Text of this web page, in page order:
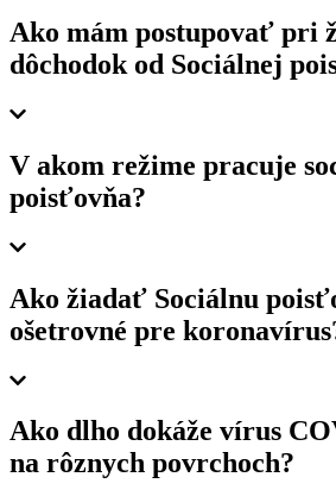
Ako mám postupovať pri
dôchodok od Sociálnej
V akom režime pracuje
poisťovňa?
Ako žiadať Sociálnu
ošetrovné pre
Ako dlho dokáže vírus
na rôznych povrchoch?